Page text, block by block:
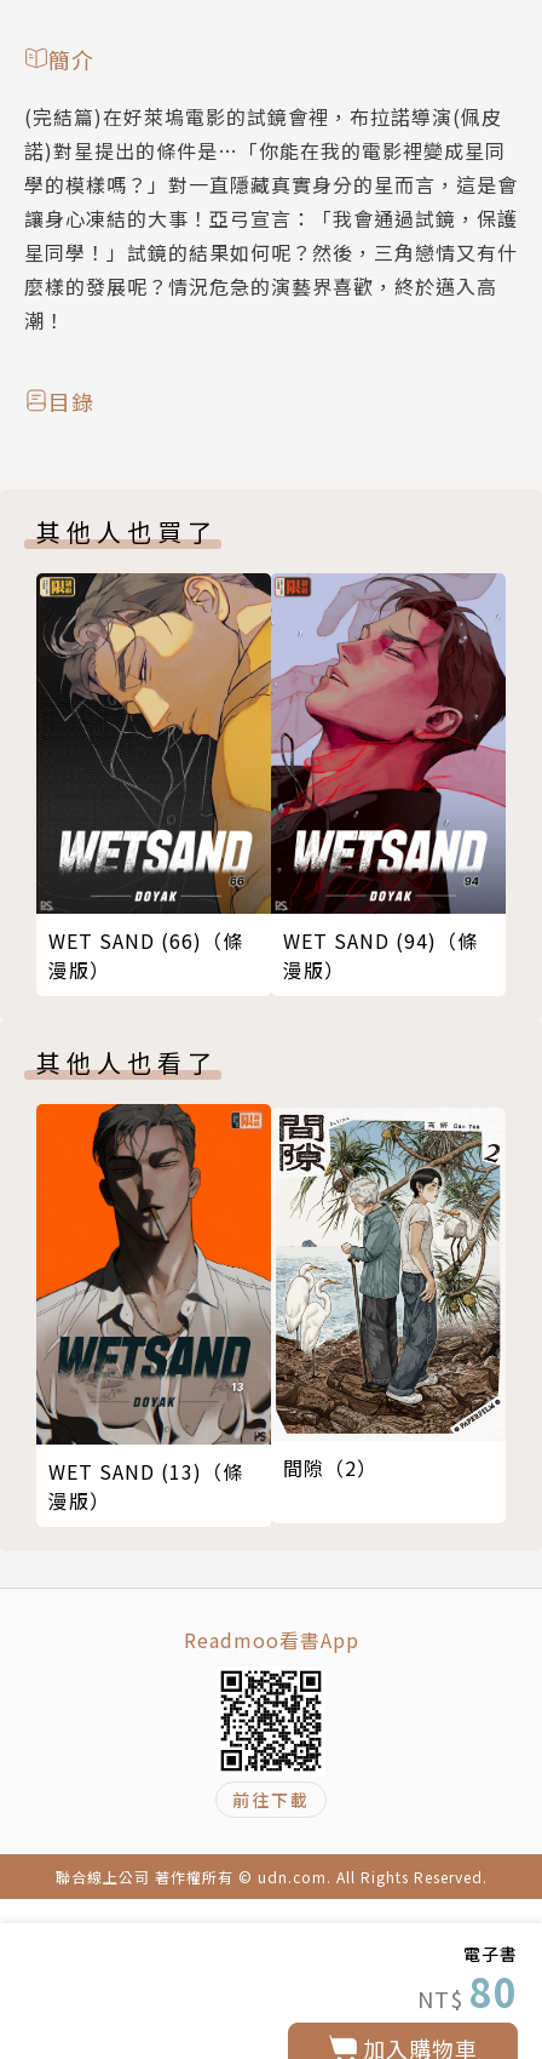
電子書
NT$ 80
加入購物車
簡介
(完結篇)在好萊塢電影的試鏡會裡，布拉諾導演(佩皮
諾)對星提出的條件是…「你能在我的電影裡變成星同
學的模樣嗎？」對一直隱藏真實身分的星而言，這是會
讓身心凍結的大事！亞弓宣言：「我會通過試鏡，保護
星同學！」試鏡的結果如何呢？然後，三角戀情又有什
麼樣的發展呢？情況危急的演藝界喜歡，終於邁入高
潮！
目錄
其他人也買了
WET SAND (66)（條
漫版）
WET SAND (94)（條
漫版）
其他人也看了
WET SAND (13)（條
漫版）
間隙（2）
Readmoo看書App
前往下載
聯合線上公司 著作權所有 © udn.com. All Rights Reserved.